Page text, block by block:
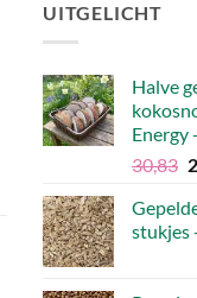
UITGELICHT
Halve
Energy
30,83
stukjes